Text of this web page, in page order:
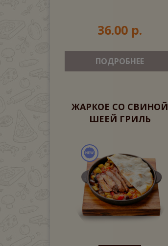
36.00 р.
ПОДРОБНЕЕ
ЖАРКОЕ СО СВИНОЙ
ШЕЕЙ ГРИЛЬ